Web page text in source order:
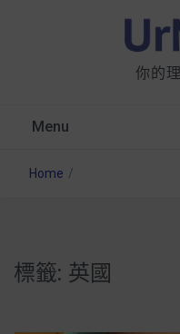
你的
Menu
星巴克都用 OATLY
Home /
標籤: 英國